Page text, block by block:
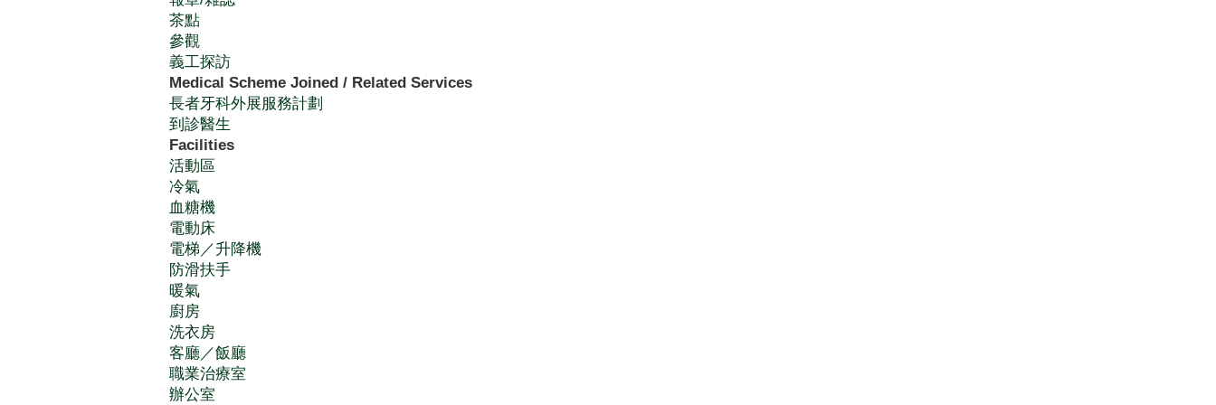
茶點
參觀
義工探訪
Medical Scheme Joined / Related Services
長者牙科外展服務計劃
到診醫生
Facilities
活動區
冷氣
血糖機
電動床
電梯／升降機
防滑扶手
暖氣
廚房
洗衣房
客廳／飯廳
職業治療室
辦公室